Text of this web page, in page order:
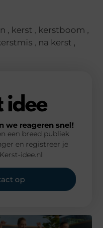
, kerst , kerstboom ,
, na kerst ,
we reageren snel!
een breed publiek
en registreer je
idee.nl
op